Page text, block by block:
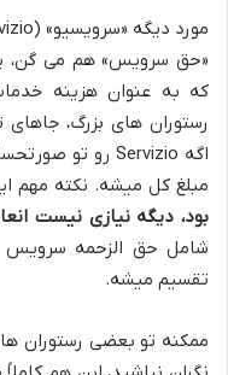
«حق سرویس» هم می گن،
که به عنوان هزینه
رستوران های بزرگ،
مبلغ کل میشه. نکته مهم
بود، دیگه نیازی نیست
شامل حق الزحمه
تقسیم میشه.